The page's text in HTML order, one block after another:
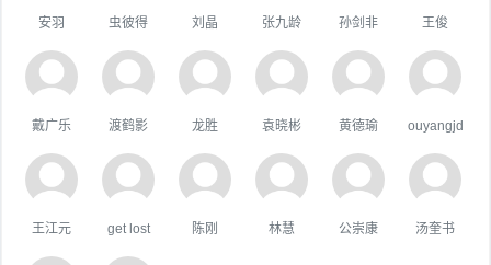
安羽 虫彼得 刘晶 张九龄 孙剑非 王俊
戴广乐 渡鹤影 龙胜 袁晓彬 黄德瑜 ouyangjd
王江元 get lost 陈刚 林慧 公崇康 汤奎书